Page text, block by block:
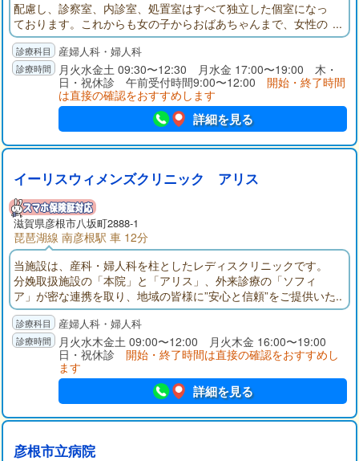
配慮し、診察室、内診室、処置室はすべて独立した個室になっ
ております。これからも女の子からおばあちゃんまで、女性の
ホームドクターとして皆様のおそばでこれから長きにわたり、
サポートさせていただければ幸いです。
産婦人科・婦人科
月火水金土 09:30〜12:30 月水金 17:00〜19:00 木・
日・祝休診 午前受付時間9:00〜12:00 開始・終了時間
は直接の確認をおすすめします
詳細を見る
イーリスウィメンズクリニック アリス
滋賀県彦根市八坂町2888-1
琵琶湖線 南彦根駅 車 12分
当施設は、産科・婦人科を柱としたレディスクリニックです。
分娩取扱施設の「本院」と「アリス」、外来診療の「ソフィ
ア」が密な連携を取り、地域の皆様に”安心と信頼”をご提供いた
します。当院では社会問題となっている、産婦人科医の減少、
分娩取り扱い施設の減少、それによるお産難民の増加に対し、
こうした身近な状況の改善から取り組んでいます。また、個々
の施設を超えた周産期医療全体の問題解決にも取り組んでおり
産婦人科・婦人科
月火水木金土 09:00〜12:00 月火木金 16:00〜19:00
日・祝休診 開始・終了時間は直接の確認をおすすめし
ます
詳細を見る
彦根市立病院